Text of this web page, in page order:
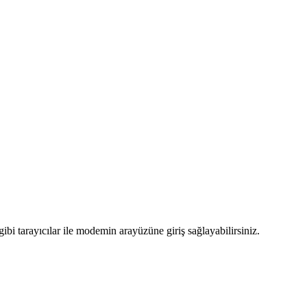
tarayıcılar ile modemin arayüzüne giriş sağlayabilirsiniz.